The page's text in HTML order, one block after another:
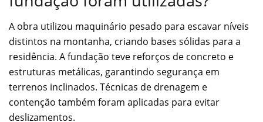
A obra utilizou maquinário pesado para escavar níveis
distintos na montanha, criando bases sólidas para a
residência. A fundação teve reforços de concreto e
estruturas metálicas, garantindo segurança em
terrenos inclinados. Técnicas de drenagem e
contenção também foram aplicadas para evitar
deslizamentos.